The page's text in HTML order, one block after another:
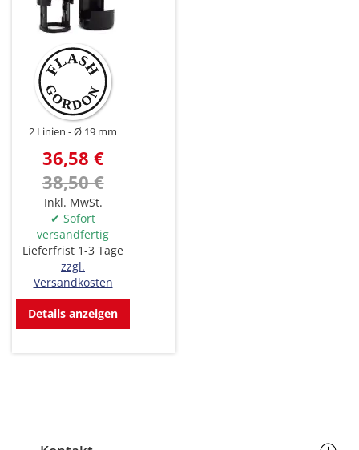
2 Linien Ø 19 mm
36,58 €
38,50 €
Inkl. MwSt.
✔ Sofort
versandfertig
Lieferfrist 1-3 Tage
zzgl.
Versandkosten
Details anzeigen